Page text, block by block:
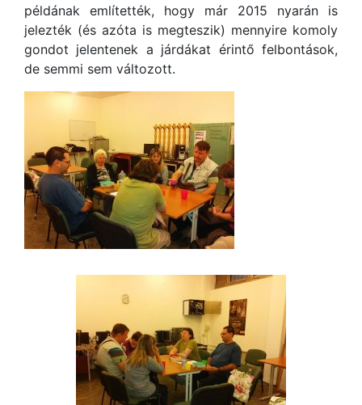
példának említették, hogy már 2015 nyarán is
jelezték (és azóta is megteszik) mennyire komoly
gondot jelentenek a járdákat érintő felbontások,
de semmi sem változott.